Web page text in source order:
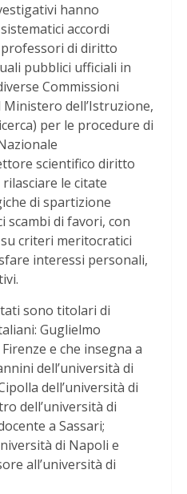
hanno
accordi
di diritto
pubblici ufficiali in
Commissioni
dell’Istruzione,
per le procedure di
scientifico diritto
le citate
di spartizione
di favori, con
criteri meritocratici
interessi personali,
sono titolari di
Guglielmo
e che insegna a
dell’università di
dell’università di
dell’università di
a Sassari;
di Napoli e
all’università di